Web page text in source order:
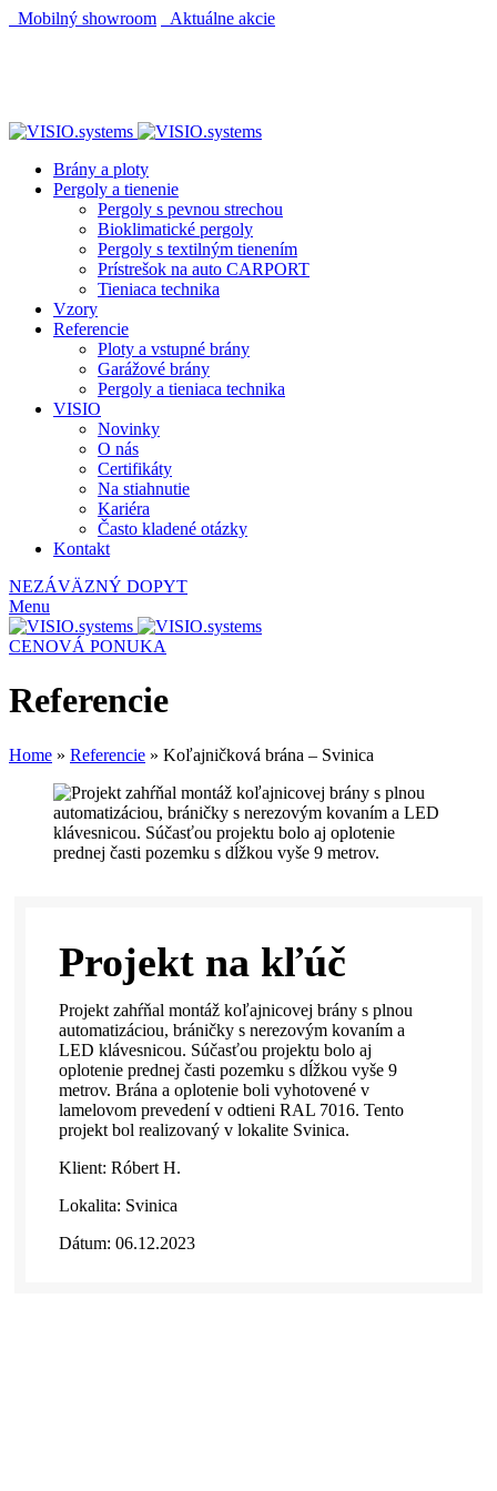
Mobilný showroom
Aktuálne akcie
Brány a ploty
Pergoly a tienenie
Pergoly s pevnou strechou
Bioklimatické pergoly
Pergoly s textilným tienením
Prístrešok na auto CARPORT
Tieniaca technika
Vzory
Referencie
Ploty a vstupné brány
Garážové brány
Pergoly a tieniaca technika
VISIO
Novinky
O nás
Certifikáty
Na stiahnutie
Kariéra
Často kladené otázky
Kontakt
NEZÁVÄZNÝ DOPYT
Menu
CENOVÁ PONUKA
Referencie
Home » Referencie » Koľajničková brána – Svinica
Projekt na kľúč
Projekt zahŕňal montáž koľajnicovej brány s plnou
automatizáciou, bráničky s nerezovým kovaním a
LED klávesnicou. Súčasťou projektu bolo aj
oplotenie prednej časti pozemku s dĺžkou vyše 9
metrov. Brána a oplotenie boli vyhotovené v
lamelovom prevedení v odtieni RAL 7016. Tento
projekt bol realizovaný v lokalite Svinica.
Klient: Róbert H.
Lokalita: Svinica
Dátum: 06.12.2023